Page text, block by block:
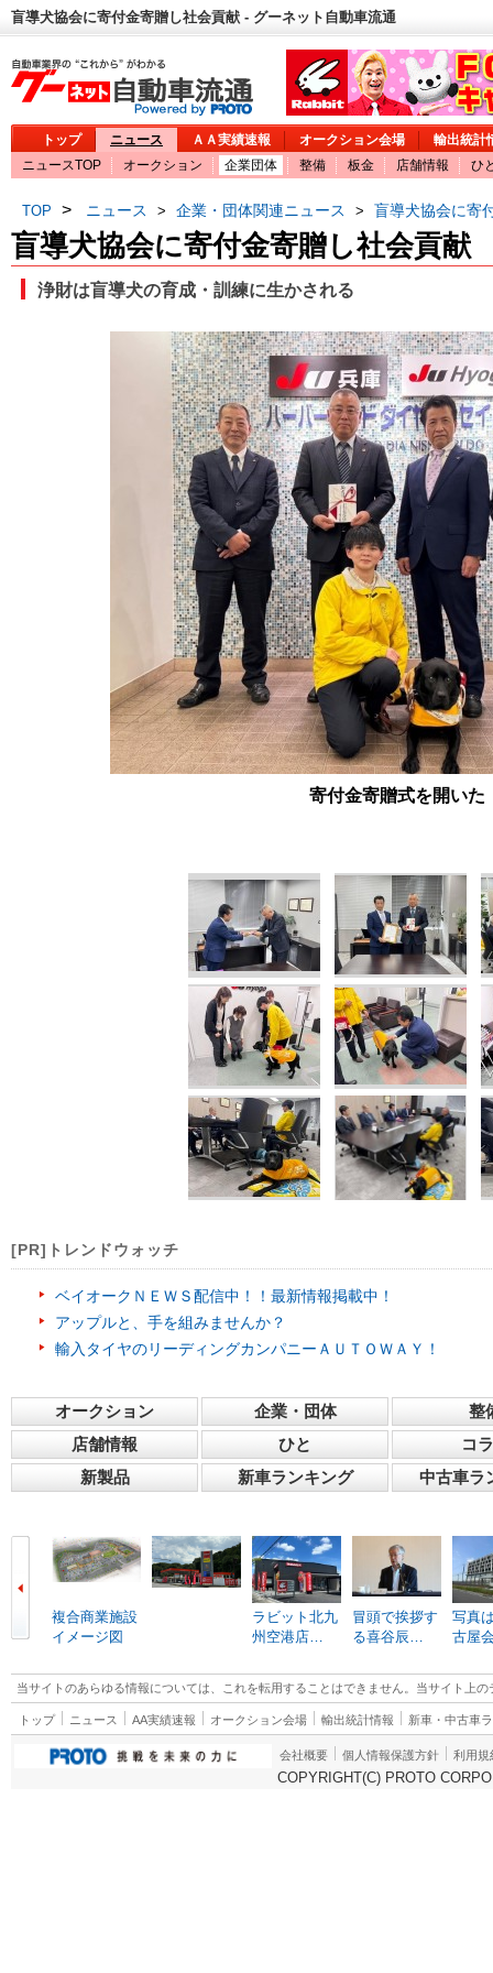
盲導犬協会に寄付金寄贈し社会貢献 - グーネット自動車流通
トップ ニュース ＡＡ実績速報 オークション会場
輸出統計
ニュースTOP
オークション 企業団体 整備 板金 店舗情報 ひ
TOP > ニュース > 企業・団体関連ニュース > 盲導犬協会に寄
盲導犬協会に寄付金寄贈し社会貢献
浄財は盲導犬の育成・訓練に生かされる
寄付金寄贈式を開いた
[PR]トレンドウォッチ
ベイオークＮＥＷＳ配信中！！最新情報掲載中！
アップルと、手を組みませんか？
輸入タイヤのリーディングカンパニーＡＵＴＯＷＡＹ！
オークション 企業・団体
整
店舗情報
ひと
コ
新製品
新車ランキング 中古車ラ
複合商業施設
イメージ図
ラビット北九
州空港店…
冒頭で挨拶す
る喜谷辰…
写真
古屋
当サイトのあらゆる情報については、これを転用することはできません。当サイト上
トップ ニュース AA実績速報 オークション会場 輸出統計情報 新車・中古車
会社概要 個人情報保護方針 利用規
COPYRIGHT(C) PROTO